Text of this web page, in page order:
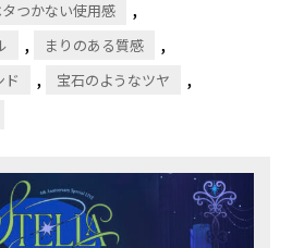
つかない使用感 ,
, まりのある質感 ,
ド , 宝石のようなツヤ ,